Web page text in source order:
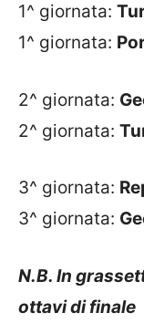
1^ giornata:
1^ giornata:
2^ giornata:
2^ giornata:
3^ giornata:
3^ giornata:
N.B. In
ottavi di finale